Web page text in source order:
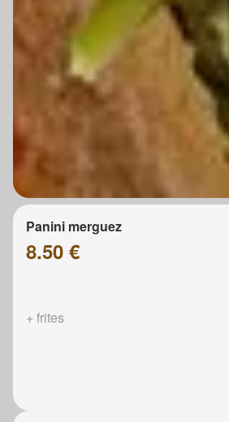
Panini merguez
8.50 €
+ frites